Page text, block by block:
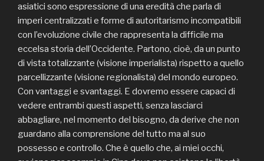
asiatici sono espressione di una eredità che parla di
imperi centralizzati e forme di autoritarismo incompatibili
con l’evoluzione civile che rappresenta la difficile ma
eccelsa storia dell’Occidente. Partono, cioè, da un punto
di vista totalizzante (visione imperialista) rispetto a quello
parcellizzante (visione regionalista) del mondo europeo.
Con vantaggi e svantaggi. E dovremo essere capaci di
vedere entrambi questi aspetti, senza lasciarci
abbagliare, nel momento del bisogno, da derive che non
guardano alla comprensione del tutto ma al suo
possesso e controllo. Che è quello che, ai miei occhi,